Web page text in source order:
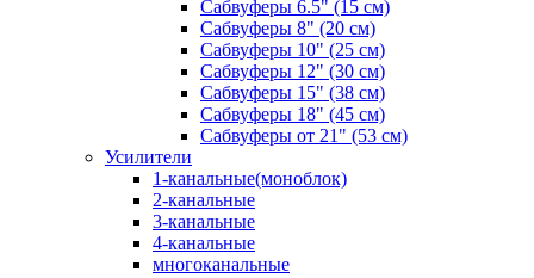
Сабвуферы 6.5" (15 см)
Сабвуферы 8" (20 см)
Сабвуферы 10" (25 см)
Сабвуферы 12" (30 см)
Сабвуферы 15" (38 см)
Сабвуферы 18" (45 см)
Сабвуферы от 21" (53 см)
Усилители
1-канальные(моноблок)
2-канальные
3-канальные
4-канальные
многоканальные